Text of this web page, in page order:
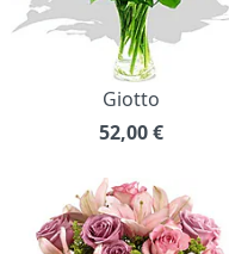
Giotto
52,00€